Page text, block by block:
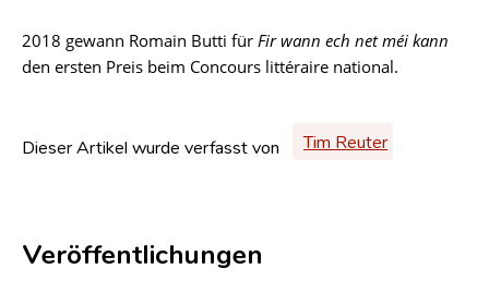
2018 gewann Romain Butti für Fir wann ech net méi kann
den ersten Preis beim Concours littéraire national.
Dieser Artikel wurde verfasst von Tim Reuter
Veröffentlichungen